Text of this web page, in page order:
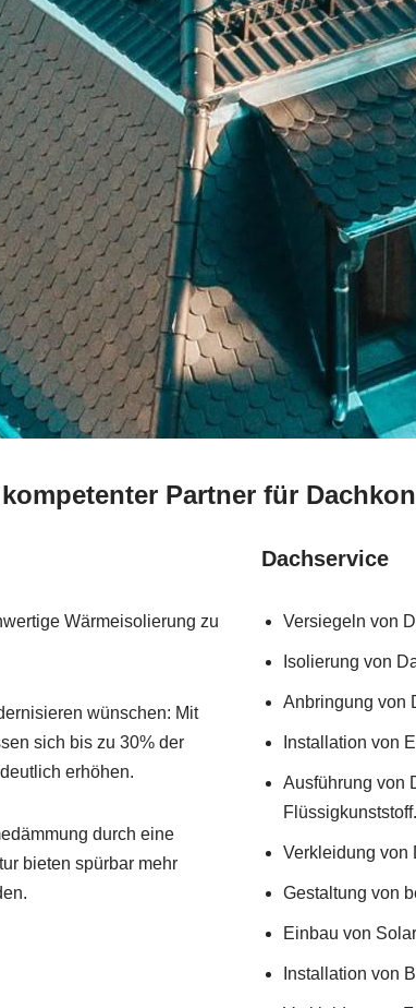
Partner für
Wärmeisolierung zu
wünschen: Mit
sich bis zu 30% der
erhöhen.
durch eine
bieten spürbar mehr
Dachservice
Versiegeln von
Isolierung von
Anbringung von
Installation von
Ausführung von
Flüssigkunststoff.
Verkleidung von
Gestaltung von
Einbau von
Installation von